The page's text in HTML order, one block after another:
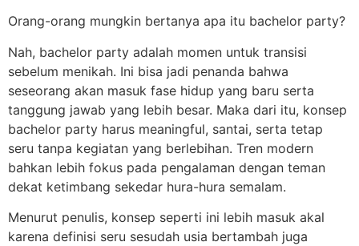
Orang-orang mungkin bertanya apa itu bachelor party?
Nah, bachelor party adalah momen untuk transisi
sebelum menikah. Ini bisa jadi penanda bahwa
seseorang akan masuk fase hidup yang baru serta
tanggung jawab yang lebih besar. Maka dari itu, konsep
bachelor party harus meaningful, santai, serta tetap
seru tanpa kegiatan yang berlebihan. Tren modern
bahkan lebih fokus pada pengalaman dengan teman
dekat ketimbang sekedar hura-hura semalam.
Menurut penulis, konsep seperti ini lebih masuk akal
karena definisi seru sesudah usia bertambah juga